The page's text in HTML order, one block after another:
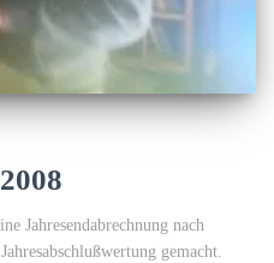
Jahresendabrechnung nach
gemacht.